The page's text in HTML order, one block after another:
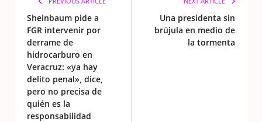
Sheinbaum pide a
FGR intervenir por
derrame de
hidrocarburo en
Veracruz: «ya hay
delito penal», dice,
pero no precisa de
quién es la
responsabilidad
Una presidenta sin
brújula en medio de
la tormenta